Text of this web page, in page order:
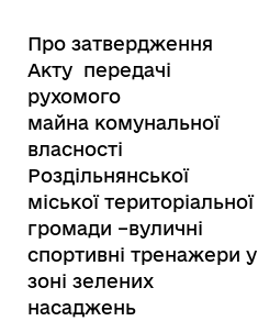
Про затвердження
Акту передачі
рухомого
майна комунальної
власності
Роздільнянської
міської територіальної
громади –вуличні
спортивні тренажери у
зоні зелених
насаджень